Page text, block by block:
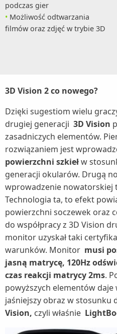
podczas gier
Możliwość odtwarzania
filmów oraz zdjęć w trybie 3D
3D Vision 2 co nowego?
Dzięki sugestiom wielu
drugiej generacji 3D Vision
zasadniczych elementów.
rozwiązaniem jest
powierzchni szkiełw
generacji okularów. Drugą
wprowadzenie nowatorskiej
Technologia ta, to efekt
powierzchni soczewek oraz
do współpracy z 3D Vision
monitor uzyskał taki
warunków. Monitor musi
jasną matrycę, 120Hz
czas reakcji matrycy 2ms.
powyższych elementów
jaśniejszy obraz w stosunku
Vision, czyli właśnie